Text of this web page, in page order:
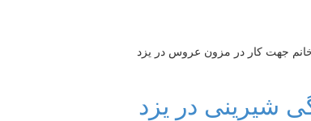
جهت کار در مزون عروس در یزد
شیرینی در یزد